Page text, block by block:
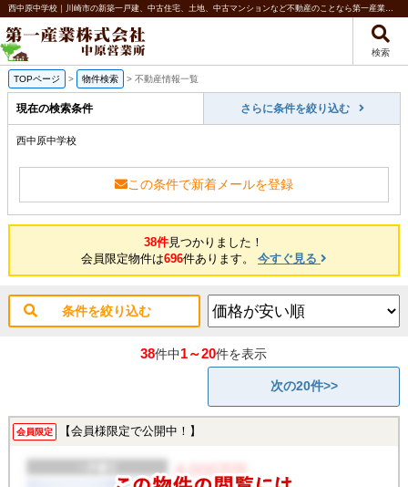
西中原中学校｜川崎市の新築一戸建、中古住宅、土地、中古マンションなど不動産のことなら第一産業株式会社 中原営業所
検索
TOPページ > 物件検索 > 不動産情報一覧
現在の検索条件 さらに条件を絞り込む
西中原中学校
この条件で新着メールを登録
38件見つかりました！
会員限定物件は696件あります。 今すぐ見る
条件を絞り込む
38件中1～20件を表示
次の20件>>
会員限定 【会員様限定で公開中！】